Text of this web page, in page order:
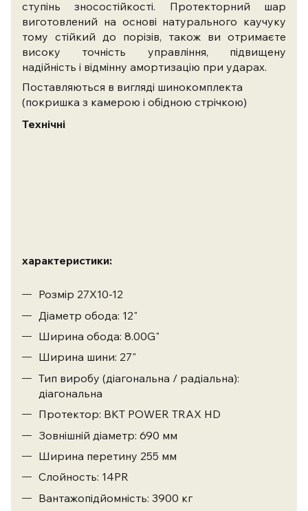
ступінь зносостійкості. Протекторний шар
виготовлений на основі натурального каучуку
тому стійкий до порізів, також ви отримаєте
високу точність управління, підвищену
надійність і відмінну амортизацію при ударах.
Поставляються в вигляді шинокомплекта
(покришка з камерою і обідною стрічкою)
Технічні
характеристики:
Розмір 27X10-12
Діаметр обода: 12"
Ширина обода: 8.00G"
Ширина шини: 27"
Тип виробу (діагональна / радіальна):
діагональна
Протектор: ВКТ POWER TRAX HD
Зовнішній діаметр: 690 мм
Ширина перетину 255 мм
Слойность: 14PR
Вантажопідйомність: 3900 кг